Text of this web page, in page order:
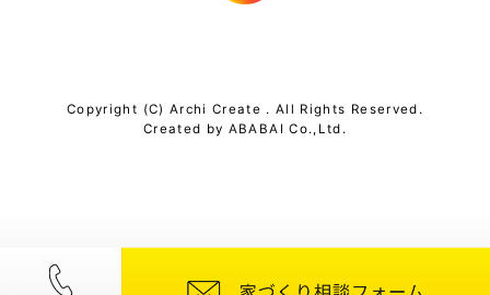
Copyright (C) Archi Create . All Rights Reserved.
Created by ABABAI Co.,Ltd.